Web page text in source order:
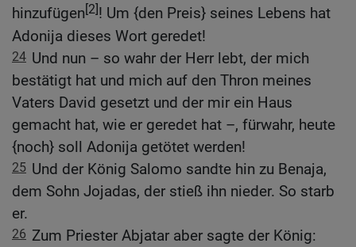
hinzufügen[2]! Um {den Preis} seines Lebens hat
Adonija dieses Wort geredet!
24 Und nun – so wahr der Herr lebt, der mich
bestätigt hat und mich auf den Thron meines
Vaters David gesetzt und der mir ein Haus
gemacht hat, wie er geredet hat –, fürwahr, heute
{noch} soll Adonija getötet werden!
25 Und der König Salomo sandte hin zu Benaja,
dem Sohn Jojadas, der stieß ihn nieder. So starb
er.
26 Zum Priester Abjatar aber sagte der König: